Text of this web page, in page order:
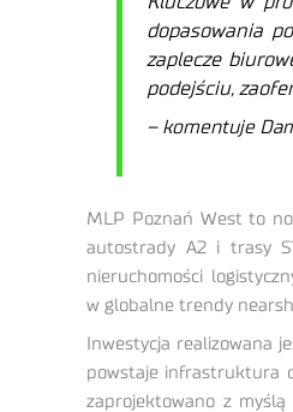
dopasowania
zaplecze
podejściu,
– komentuje
MLP Poznań West to
autostrady A2 i trasy
nieruchomości
w globalne trendy
Inwestycja realizowana
powstaje infrastruktura
zaprojektowano z